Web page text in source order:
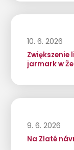
10. 6. 2026
jarmark w
9. 6. 2026
Na Zlaté